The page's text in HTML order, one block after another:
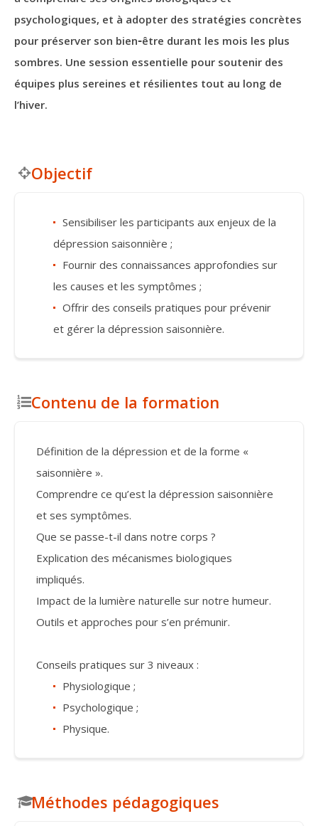
psychologiques, et à adopter des stratégies concrètes
pour préserver son bien‑être durant les mois les plus
sombres. Une session essentielle pour soutenir des
équipes plus sereines et résilientes tout au long de
l’hiver.
Objectif
Sensibiliser les participants aux enjeux de la
dépression saisonnière ;
Fournir des connaissances approfondies sur
les causes et les symptômes ;
Offrir des conseils pratiques pour prévenir
et gérer la dépression saisonnière.
Contenu de la formation
Définition de la dépression et de la forme «
saisonnière ».
Comprendre ce qu’est la dépression saisonnière
et ses symptômes.
Que se passe-t-il dans notre corps ?
Explication des mécanismes biologiques
impliqués.
Impact de la lumière naturelle sur notre humeur.
Outils et approches pour s’en prémunir.
Conseils pratiques sur 3 niveaux :
Physiologique ;
Psychologique ;
Physique.
Méthodes pédagogiques